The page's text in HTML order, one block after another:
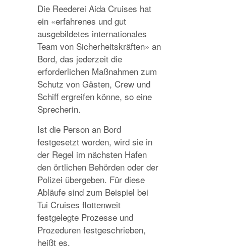
Die Reederei Aida Cruises hat
ein «erfahrenes und gut
ausgebildetes internationales
Team von Sicherheitskräften» an
Bord, das jederzeit die
erforderlichen Maßnahmen zum
Schutz von Gästen, Crew und
Schiff ergreifen könne, so eine
Sprecherin.
Ist die Person an Bord
festgesetzt worden, wird sie in
der Regel im nächsten Hafen
den örtlichen Behörden oder der
Polizei übergeben. Für diese
Abläufe sind zum Beispiel bei
Tui Cruises flottenweit
festgelegte Prozesse und
Prozeduren festgeschrieben,
heißt es.